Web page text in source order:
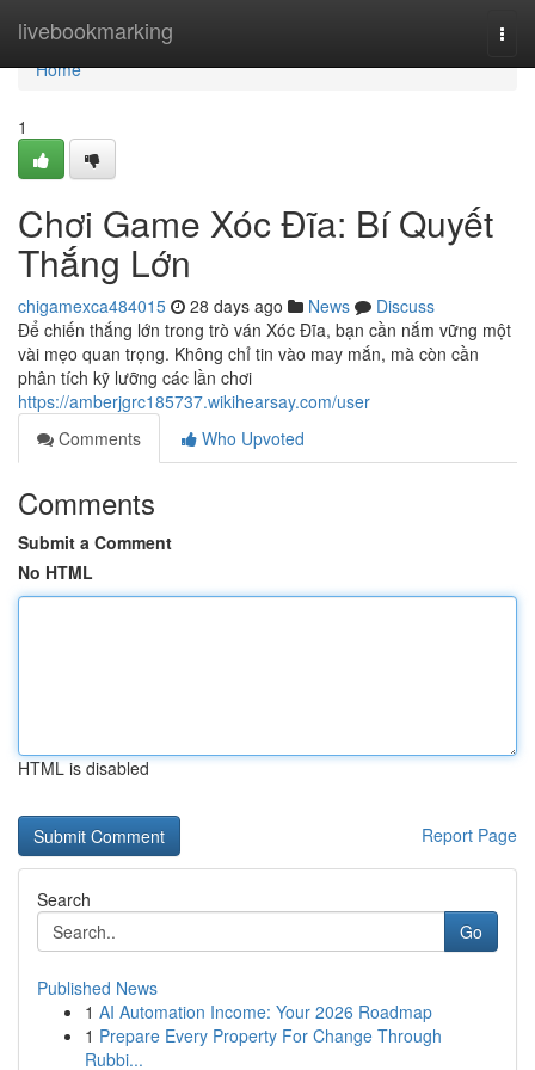
livebookmarking
Home
Home
1
Chơi Game Xóc Đĩa: Bí Quyết
Thắng Lớn
chigamexca484015 28 days ago News
Discuss
Để chiến thắng lớn trong trò ván Xóc Đĩa, bạn cần nắm vững một
vài mẹo quan trọng. Không chỉ tin vào may mắn, mà còn cần
phân tích kỹ lưỡng các lần chơi
https://amberjgrc185737.wikihearsay.com/user
Comments
Who Upvoted
Comments
Submit a Comment
No HTML
HTML is disabled
Report Page
Search
Go
Published News
1 AI Automation Income: Your 2026 Roadmap
1 Prepare Every Property For Change Through
Rubbi...